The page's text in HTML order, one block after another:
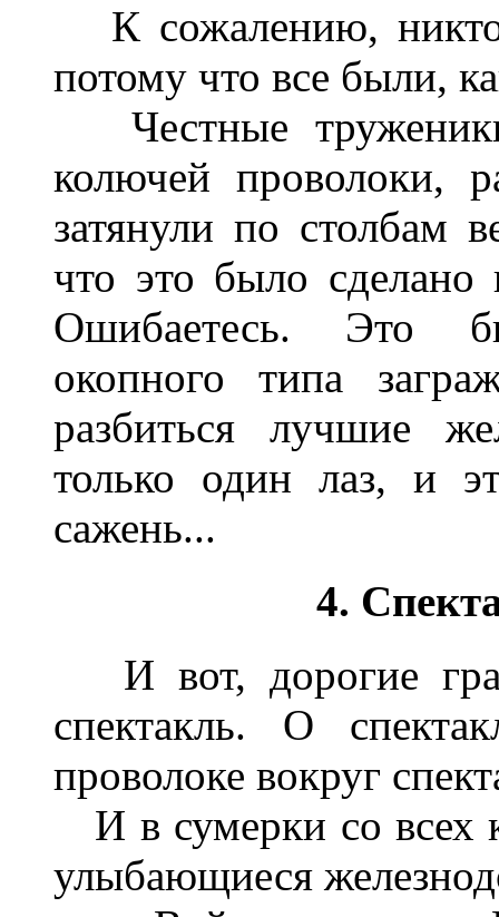
К сожалению, никто
потому что все были,
Честные
колючей проволоки,
затянули по столбам
что это было сделано
Ошибаетесь. Это
окопного типа
разбиться лучшие
только один лаз, и
сажень...
4.
И вот, дорогие
спектакль. О
проволоке вокруг
И в сумерки со всех
улыбающиеся